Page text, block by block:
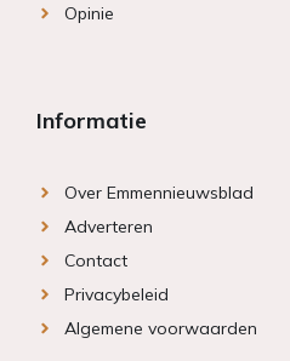
Opinie
Informatie
Over Emmennieuwsblad
Adverteren
Contact
Privacybeleid
Algemene voorwaarden